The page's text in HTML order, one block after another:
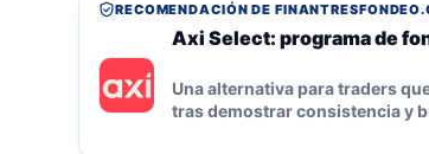
RECOMENDACIÓN DE
Axi Select: programa de
Una alternativa para traders
tras demostrar consistencia y